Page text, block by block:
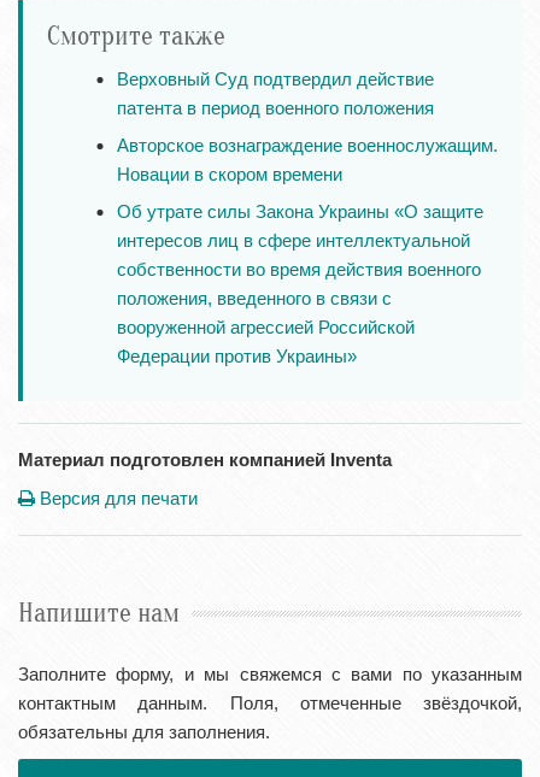
Смотрите также
Верховный Суд подтвердил действие
патента в период военного положения
Авторское вознаграждение военнослужащим.
Новации в скором времени
Об утрате силы Закона Украины «О защите
интересов лиц в сфере интеллектуальной
собственности во время действия военного
положения, введенного в связи с
вооруженной агрессией Российской
Федерации против Украины»
Материал подготовлен компанией Inventa
Версия для печати
Напишите нам
Заполните форму, и мы свяжемся с вами по указанным
контактным данным. Поля, отмеченные звёздочкой,
обязательны для заполнения.